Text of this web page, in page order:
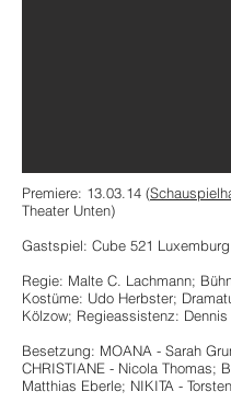
Premiere: 13.03.14 (
Theater Unten)
Gastspiel: Cube 521 Luxemburg
Regie: Malte C. Lachmann;
Kostüme: Udo Herbster;
Kölzow; Regieassistenz:
Besetzung: MOANA - Sarah
CHRISTIANE - Nicola Thomas;
Matthias Eberle; NIKITA -